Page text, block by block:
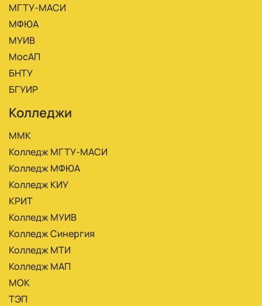
МГТУ-МАСИ
МФЮА
МУИВ
МосАП
БНТУ
БГУИР
Колледжи
ММК
Колледж МГТУ-МАСИ
Колледж МФЮА
Колледж КИУ
КРИТ
Колледж МУИВ
Колледж Синергия
Колледж МТИ
Колледж МАП
МОК
ТЭП